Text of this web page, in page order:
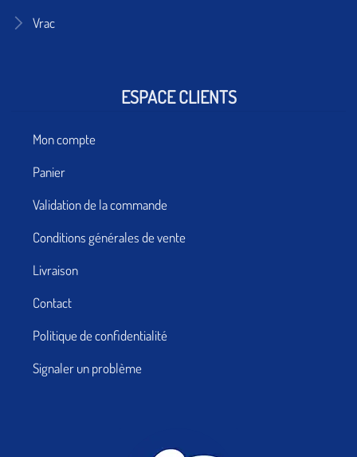
Vrac
ESPACE CLIENTS
Mon compte
Panier
Validation de la commande
Conditions générales de vente
Livraison
Contact
Politique de confidentialité
Signaler un problème